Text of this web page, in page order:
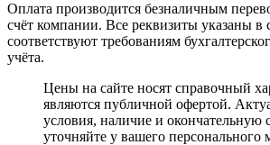
Оплата производится безналичным
счёт компании. Все реквизиты указаны в
соответствуют требованиям
учёта.
Цены на сайте носят справочный
являются публичной офертой.
условия, наличие и окончательную
уточняйте у вашего персонального